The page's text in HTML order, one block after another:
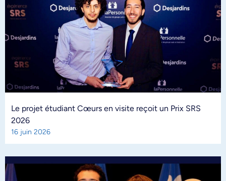
Le projet étudiant Cœurs en visite reçoit un Prix SRS
2026
16 juin 2026